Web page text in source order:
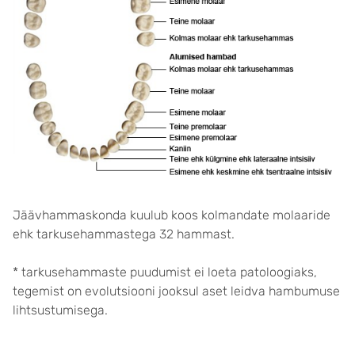
Jäävhammaskonda kuulub koos kolmandate molaaride
ehk tarkusehammastega 32 hammast.
* tarkusehammaste puudumist ei loeta patoloogiaks,
tegemist on evolutsiooni jooksul aset leidva hambumuse
lihtsustumisega.